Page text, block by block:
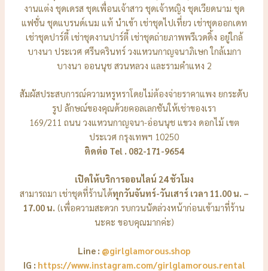
งานแต่ง ชุดเดรส ชุดเพื่อนเจ้าสาว ชุดเจ้าหญิง ชุดเวียดนาม ชุด
แฟชั่น ชุดแบรนด์เนม แท้ นำเข้า เช่าชุดไปเที่ยว เช่าชุดออกเดท
เช่าชุดปาร์ตี้ เช่าชุดงานปาร์ตี้ เช่าชุดถ่ายภาพพรีเวดดิ้ง อยู่ใกล้
บางนา ประเวศ ศรีนครินทร์ วงแหวนกาญจนาภิเษก ใกล้เมกา
บางนา ออนนุช สวนหลวง และรามคำแหง 2
สัมผัสประสบการณ์ความหรูหราโดยไม่ต้องจ่ายราคาแพง ยกระดับ
รูป ลักษณ์ของคุณด้วยคอลเลกชันให้เช่าของเรา
169/211 ถนน วงแหวนกาญจนา-อ่อนนุช แขวง ดอกไม้ เขต
ประเวศ กรุงเทพฯ 10250
ติดต่อ Tel . 082-171-9654
เปิดให้บริการออนไลน์ 24 ชัวโมง
สามารถมา เช่าชุดที่ร้านได้ทุกวันจันทร์-วันเสาร์ เวลา 11.00 น. –
17.00 น. (เพื่อความสะดวก รบกวนนัดล่วงหน้าก่อนเข้ามาที่ร้าน
นะคะ ขอบคุณมากค่ะ)
Line : @girlglamorous.shop
IG : https://www.instagram.com/girlglamorous.rental